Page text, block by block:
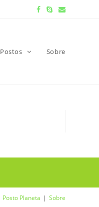
Postos Sobre
Posto Planeta Sobre